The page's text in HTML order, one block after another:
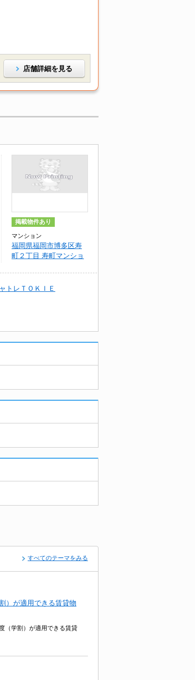
店舗詳細を見る
掲載物件あり
マンション
福岡県福岡市博多区寿
町２丁目 寿町マンショ
トレＴＯＫＩＥ
すべてのテーマをみる
）が適用できる賃貸物
（学割）が適用できる賃貸